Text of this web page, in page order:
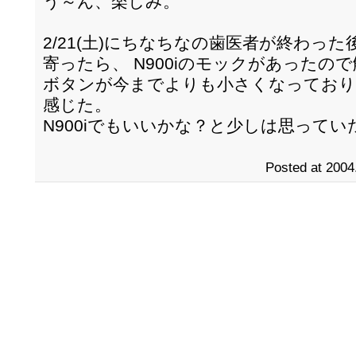
2/21(土)にちなちなの歯医者が終わった
寄ったら、 N900iのモックがあったの
ボタンが今までよりも小さくなってお
感じた。
N900iでもいいかな？と少しは思ってい
Posted at